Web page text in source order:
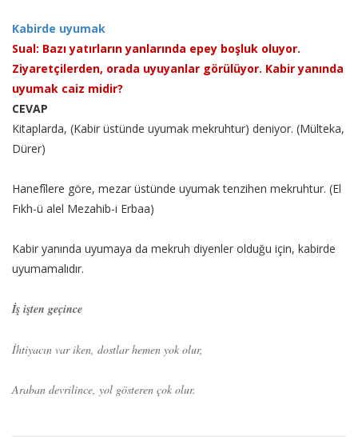
Kabirde uyumak
Sual: Bazı yatırların yanlarında epey boşluk oluyor.
Ziyaretçilerden, orada uyuyanlar görülüyor. Kabir yanında
uyumak caiz midir?
CEVAP
Kitaplarda, (Kabir üstünde uyumak mekruhtur) deniyor. (Mülteka,
Dürer)
Hanefîlere göre, mezar üstünde uyumak tenzihen mekruhtur. (El
Fıkh-ü alel Mezahib-i Erbaa)
Kabir yanında uyumaya da mekruh diyenler olduğu için, kabirde
uyumamalıdır.
İş işten geçince
İhtiyacın var iken, dostlar hemen yok olur,
Araban devrilince, yol gösteren çok olur.